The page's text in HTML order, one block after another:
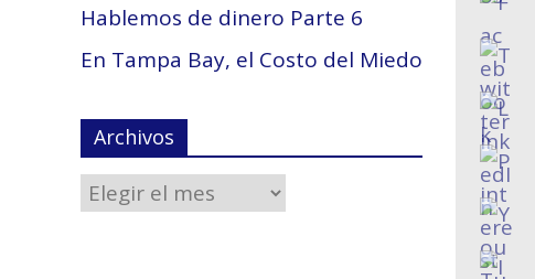
Hablemos de dinero Parte 6
En Tampa Bay, el Costo del Miedo
Archivos